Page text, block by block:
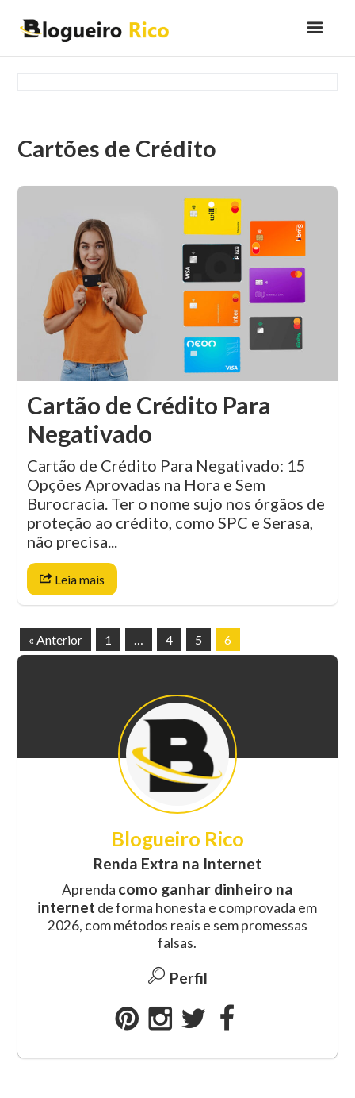
Cartões de Crédito
Cartão de Crédito Para
Negativado
Cartão de Crédito Para Negativado: 15
Opções Aprovadas na Hora e Sem
Burocracia. Ter o nome sujo nos órgãos de
proteção ao crédito, como SPC e Serasa,
não precisa...
Leia mais
« Anterior 1 … 4 5 6
Blogueiro Rico
Renda Extra na Internet
Aprenda como ganhar dinheiro na
internet de forma honesta e comprovada em
2026, com métodos reais e sem promessas
falsas.
Perfil